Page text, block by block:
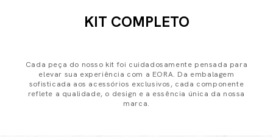
KIT COMPLETO
Cada peça do nosso kit foi cuidadosamente pensada para
elevar sua experiência com a EORA. Da embalagem
sofisticada aos acessórios exclusivos, cada componente
reflete a qualidade, o design e a essência única da nossa
marca.